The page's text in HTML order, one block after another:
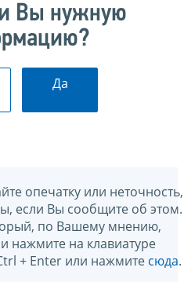
Вы нужную
Да
опечатку или неточность,
если Вы сообщите об этом.
по Вашему мнению,
нажмите на клавиатуре
+ Enter или нажмите сюда.